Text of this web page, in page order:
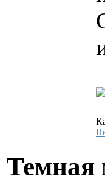
Темная